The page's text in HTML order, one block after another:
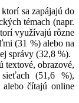
sa zapájajú do
témach (napr.
využívajú rôzne
(31 %) alebo na
správy (32,8 %).
textové, obrazové,
(51,6 %),
čítajú online